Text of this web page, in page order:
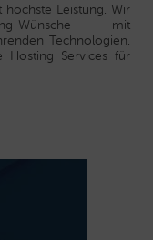
Leistung. Wir
Wünsche – mit
Technologien.
Hosting Services für